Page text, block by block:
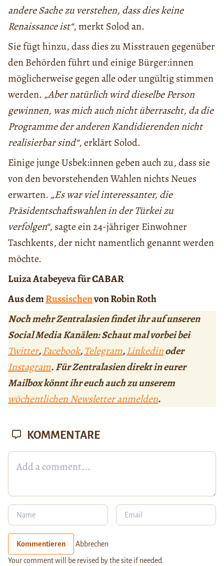
andere Sache zu verstehen, dass dies keine
Renaissance ist“, merkt Solod an.
Sie fügt hinzu, dass dies zu Misstrauen gegenüber
den Behörden führt und einige Bürger:innen
möglicherweise gegen alle oder ungültig stimmen
werden. „Aber natürlich wird dieselbe Person
gewinnen, was mich auch nicht überrascht, da die
Programme der anderen Kandidierenden nicht
realisierbar sind“, erklärt Solod.
Einige junge Usbek:innen geben auch zu, dass sie
von den bevorstehenden Wahlen nichts Neues
erwarten. „Es war viel interessanter, die
Präsidentschaftswahlen in der Türkei zu
verfolgen“, sagte ein 24-jähriger Einwohner
Taschkents, der nicht namentlich genannt werden
möchte.
Luiza Atabeyeva für CABAR
Aus demRussischenvon Robin Roth
Noch mehr Zentralasien findet ihr auf unseren
Social Media Kanälen: Schaut mal vorbei bei
Twitter,Facebook,Telegram,Linkedinoder
Instagram. Für Zentralasien direkt in eurer
Mailbox könnt ihr euch auch zu unserem
wöchentlichen Newsletter anmelden.
KOMMENTARE
Kommentieren Abbrechen
Your comment will be revised by the site if needed.